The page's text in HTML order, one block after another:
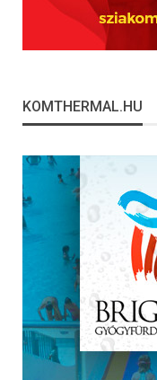
KOMTHERMAL.HU